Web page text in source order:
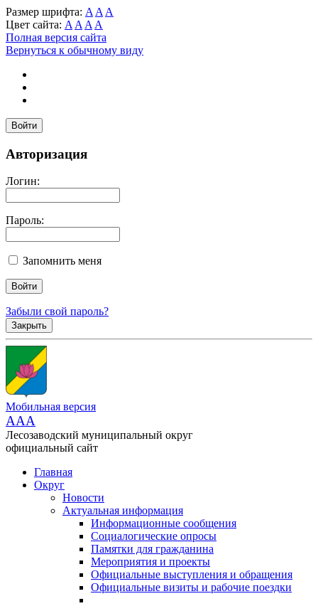
Размер шрифта: A A A
Цвет сайта: A A A A
Полная версия сайта
Вернуться к обычному виду
Войти
Авторизация
Логин:
Пароль:
Запомнить меня
Забыли свой пароль?
Закрыть
Мобильная версия
AAA
Лесозаводский муниципальный округ
официальный сайт
Главная
Округ
Новости
Актуальная информация
Информационные сообщения
Социалогические опросы
Памятки для гражданина
Мероприятия и проекты
Официальные выступления и обращения
Официальные визиты и рабочие поездки